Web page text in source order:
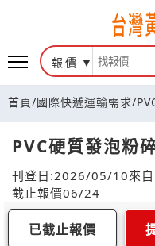
報價
首頁/國際快遞運輸需求/
PVC硬質發泡粉
刊登日:2026/05/10來
截止報價06/24
已截止報價